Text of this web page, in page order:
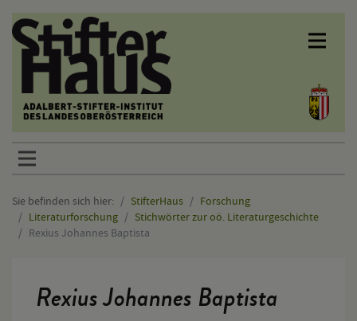
Sprunglinks
Sie befinden sich hier: StifterHaus
Forschung
Literaturforschung
Stichwörter zur oö. Literaturgeschichte
Rexius Johannes Baptista
Rexius Johannes Baptista